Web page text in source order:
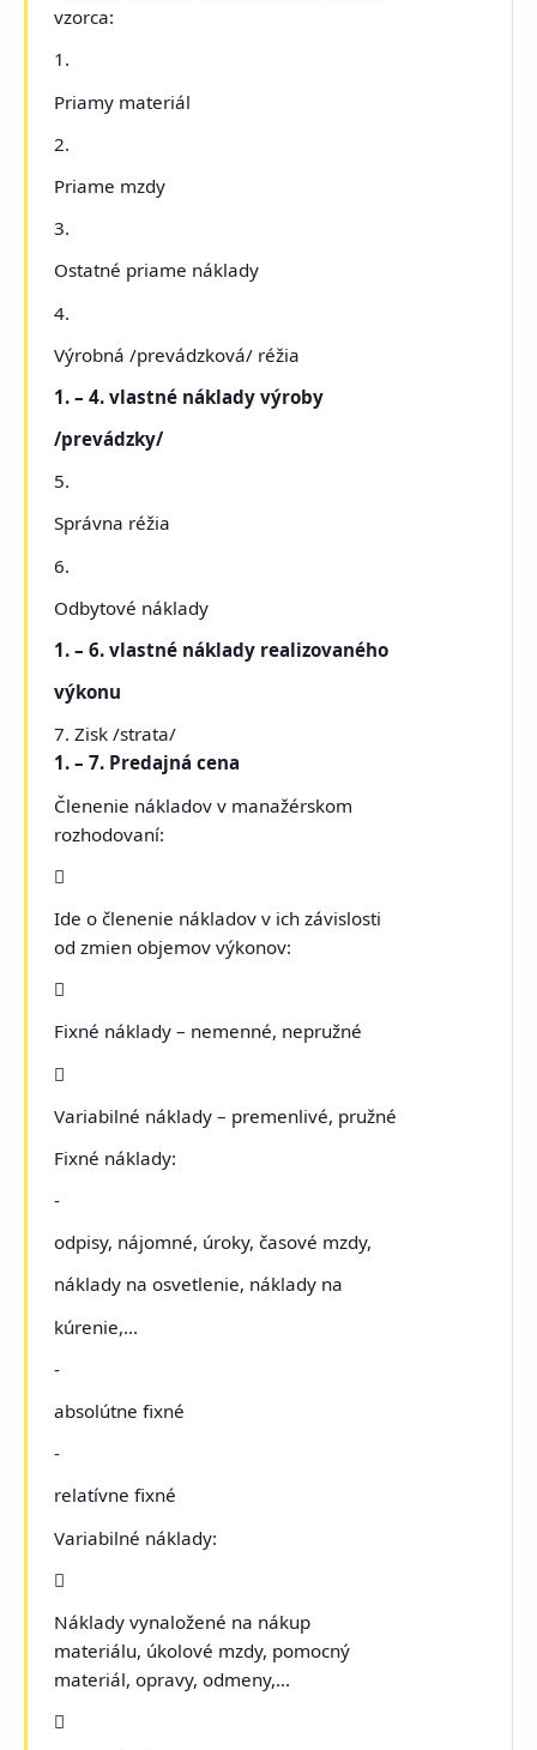
vzorca:
1.
Priamy materiál
2.
Priame mzdy
3.
Ostatné priame náklady
4.
Výrobná /prevádzková/ réžia
1. – 4. vlastné náklady výroby
/prevádzky/
5.
Správna réžia
6.
Odbytové náklady
1. – 6. vlastné náklady realizovaného
výkonu
7. Zisk /strata/
1. – 7. Predajná cena
Členenie nákladov v manažérskom
rozhodovaní:

Ide o členenie nákladov v ich závislosti
od zmien objemov výkonov:

Fixné náklady – nemenné, nepružné

Variabilné náklady – premenlivé, pružné
Fixné náklady:
-
odpisy, nájomné, úroky, časové mzdy,
náklady na osvetlenie, náklady na
kúrenie,...
-
absolútne fixné
-
relatívne fixné
Variabilné náklady:

Náklady vynaložené na nákup
materiálu, úkolové mzdy, pomocný
materiál, opravy, odmeny,...
